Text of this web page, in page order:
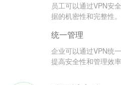
员工可以通过VPN安
据的机密性和完整性。
统一管理
企业可以通过VPN统
提高安全性和管理效率